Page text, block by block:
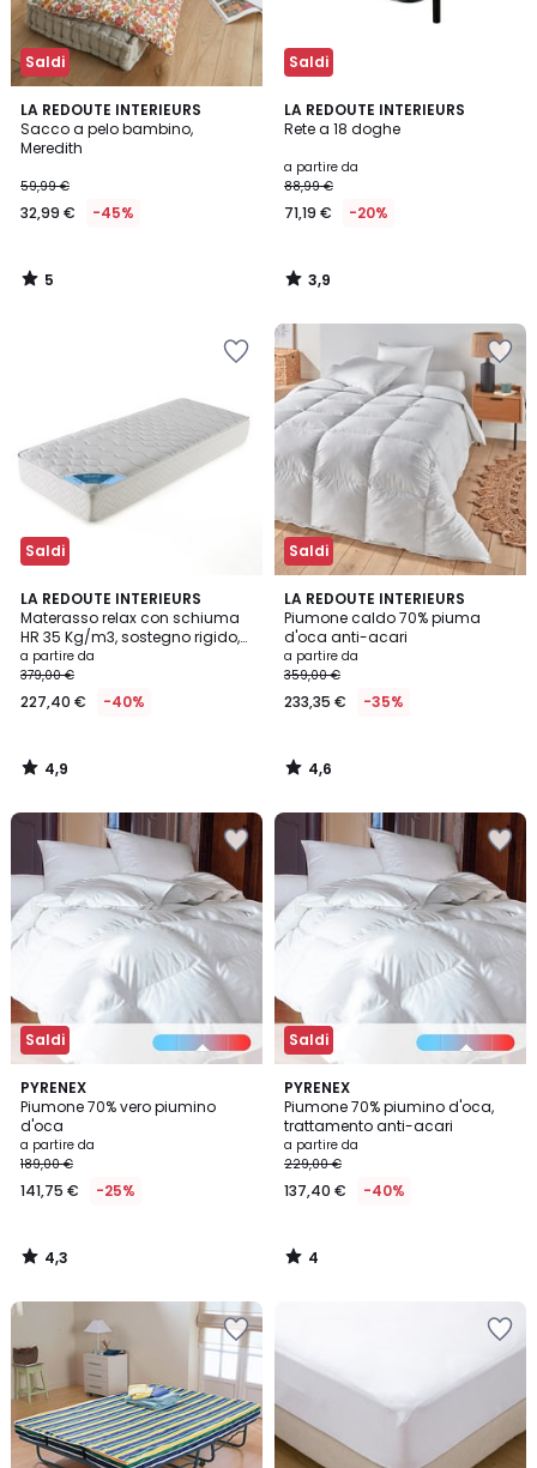
Saldi
LA REDOUTE INTERIEURS
Sacco a pelo bambino,
Meredith
59,99 €
32,99 € -45%
5
/
5
5
/
Saldi
LA REDOUTE INTERIEURS
Rete a 18 doghe
a partire da
88,99 €
71,19 € -20%
3,9
/ 5
3,9
/
Saldi
LA REDOUTE INTERIEURS
Materasso relax con schiuma
HR 35 Kg/m3, sostegno rigido,
superficie morbida
a partire da
379,00 €
227,40 € -40%
4,9
/ 5
4,9
/
Saldi
LA REDOUTE INTERIEURS
Piumone caldo 70% piuma
d'oca anti-acari
a partire da
359,00 €
233,35 € -35%
4,6
/ 5
4,6
/
Saldi
PYRENEX
Piumone 70% vero piumino
d'oca
a partire da
189,00 €
141,75 € -25%
4,3
/ 5
4,3
/
Saldi
PYRENEX
Piumone 70% piumino d'oca,
trattamento anti-acari
a partire da
229,00 €
137,40 € -40%
4
/
5
4
/